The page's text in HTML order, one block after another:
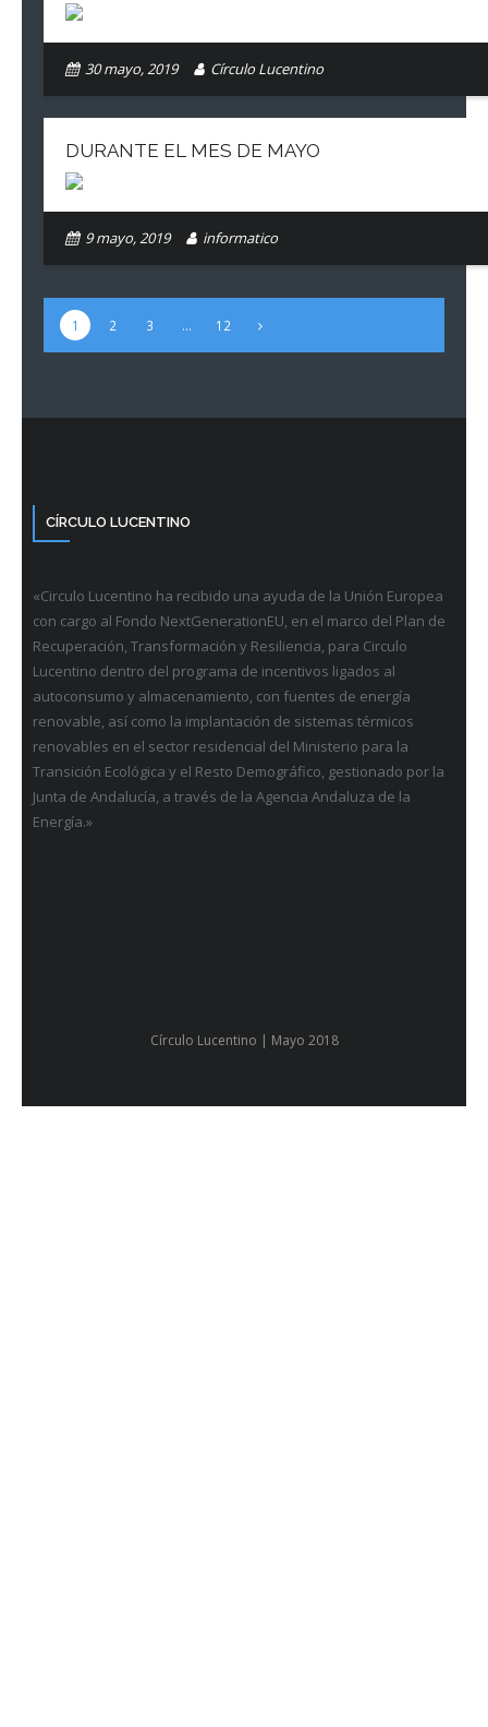
30 mayo, 2019 Círculo Lucentino
DURANTE EL MES DE MAYO
9 mayo, 2019 informatico
1 2 3 … 12
CÍRCULO LUCENTINO
«Circulo Lucentino ha recibido una ayuda de la Unión Europea
con cargo al Fondo NextGenerationEU, en el marco del Plan de
Recuperación, Transformación y Resiliencia, para Circulo
Lucentino dentro del programa de incentivos ligados al
autoconsumo y almacenamiento, con fuentes de energía
renovable, así como la implantación de sistemas térmicos
renovables en el sector residencial del Ministerio para la
Transición Ecológica y el Resto Demográfico, gestionado por la
Junta de Andalucía, a través de la Agencia Andaluza de la
Energía.»
Círculo Lucentino | Mayo 2018